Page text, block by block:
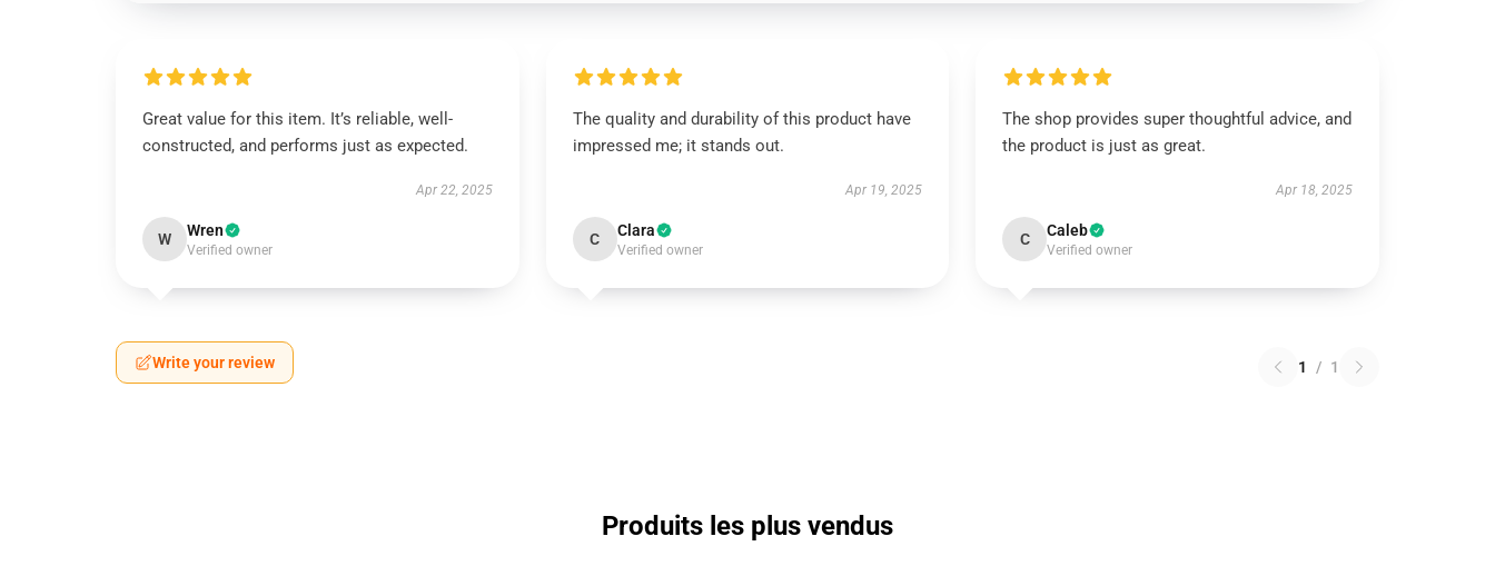
Great value for this item. It’s reliable, well-
constructed, and performs just as expected.
Apr 22, 2025
W Wren
Verified owner
The quality and durability of this product have
impressed me; it stands out.
Apr 19, 2025
C Clara
Verified owner
The shop provides super thoughtful advice, and
the product is just as great.
Apr 18, 2025
C Caleb
Verified owner
Write your review 1 / 1
Produits les plus vendus